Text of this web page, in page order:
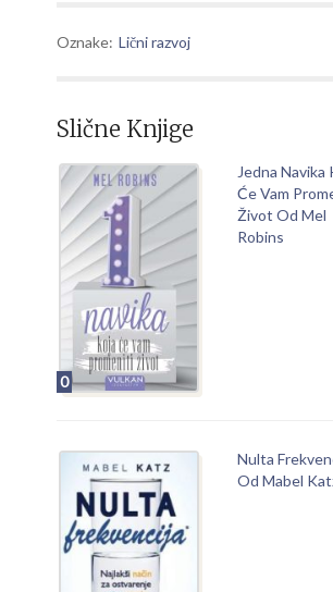
Oznake: Lični razvoj
Slične Knjige
0
Jedna Navika
Će Vam
Život Od Mel
Robins
Nulta
Od Mabel